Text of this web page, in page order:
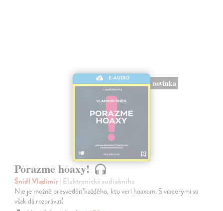
E-AUDIO
novinka
Porazme hoaxy!
Šnídl Vladimír| Elektronická audiokniha
Nie je možné presvedčiť každého, kto verí hoaxom. S viacerými sa
však dá rozprávať.